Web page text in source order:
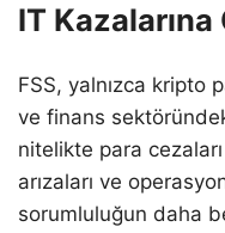
IT
FSS, yalnızca kripto
ve finans
nitelikte para cezaları
arızaları ve
sorumluluğun daha